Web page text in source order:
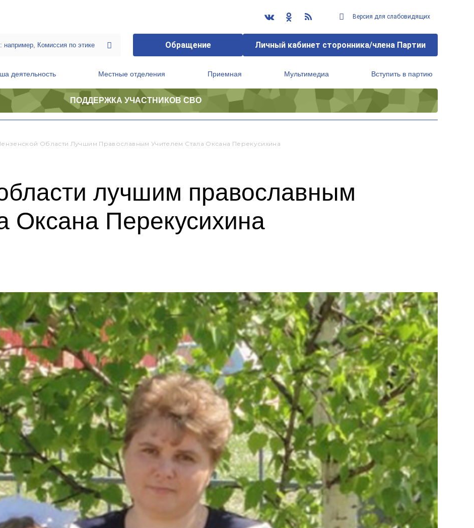
Версия для слабовидящих
Обращение Личный кабинет сторонника/члена Партии
деятельность Местные отделения Приемная Мультимедиа Вступить в партию
ПОДДЕРЖКА УЧАСТНИКОВ СВО
Области Лучшим Православным Учителем Стала Оксана Перекусихина
лучшим православным
Оксана Перекусихина